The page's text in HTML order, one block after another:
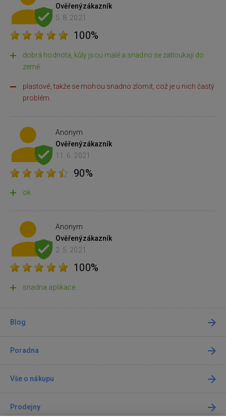
Ověřenýzákazník
5. 8. 2021
100%
dobrá hodnota, kůly jsou malé a snadno se zatloukají do
země
plastové, takže se mohou snadno zlomit, což je u nich častý
problém.
Anonym
Ověřenýzákazník
11. 6. 2021
90%
ok
Anonym
Ověřenýzákazník
2. 5. 2021
100%
snadna aplikace
Blog
Poradna
Vše o nákupu
Prodejny